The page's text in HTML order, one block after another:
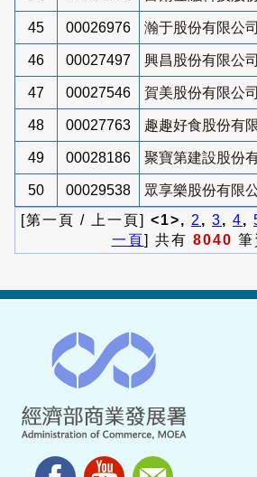
45 00026976 瀚于股份有限公司
46 00027497 興昌股份有限公司
47 00027546 賀美股份有限公司
48 00027763 趣趣好食股份有
49 00028186 聚寶第建設股份
50 00029538
眾享樂股份有限
[第一頁 / 上一頁] <1>, 2 , 3, 4,
一頁] 共有 8040 筆